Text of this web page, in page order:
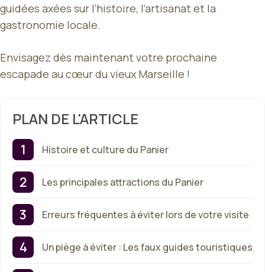
guidées axées sur l’histoire, l’artisanat et la
gastronomie locale.
Envisagez dès maintenant votre prochaine
escapade au cœur du vieux Marseille !
PLAN DE L'ARTICLE
Histoire et culture du Panier
Les principales attractions du Panier
Erreurs fréquentes à éviter lors de votre visite
Un piège à éviter : Les faux guides touristiques